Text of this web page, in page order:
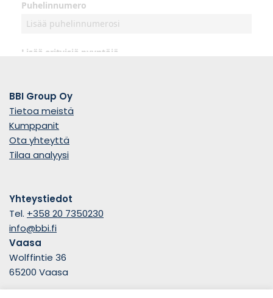
BBI Group Oy
Tietoa meistä
Kumppanit
Ota yhteyttä
Tilaa analyysi
Yhteystiedot
Tel. +358 20 7350230
info@bbi.fi
Vaasa
Wolffintie 36
65200 Vaasa